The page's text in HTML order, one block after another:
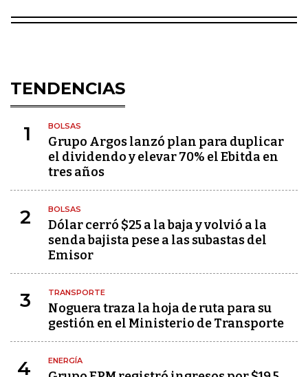
TENDENCIAS
1 BOLSAS
Grupo Argos lanzó plan para duplicar
el dividendo y elevar 70% el Ebitda en
tres años
2 BOLSAS
Dólar cerró $25 a la baja y volvió a la
senda bajista pese a las subastas del
Emisor
3 TRANSPORTE
Noguera traza la hoja de ruta para su
gestión en el Ministerio de Transporte
4 ENERGÍA